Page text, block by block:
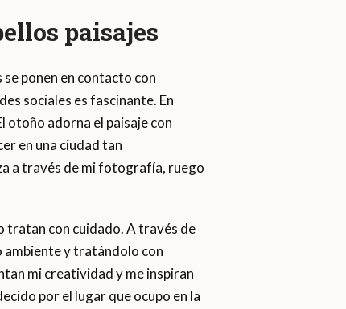
paisajes
ponen en contacto con
sociales es fascinante. En
otoño adorna el paisaje con
en una ciudad tan
a través de mi fotografía, ruego
tratan con cuidado. A través de
ambiente y tratándolo con
mi creatividad y me inspiran
por el lugar que ocupo en la